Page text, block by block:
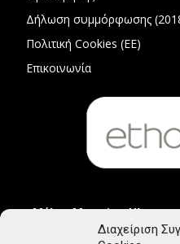
Διαχείριση
Δήλωση συμμόρφωσης
Πολιτική Cookies (ΕΕ)
Επικοινωνία
Μέλος Μητρώου